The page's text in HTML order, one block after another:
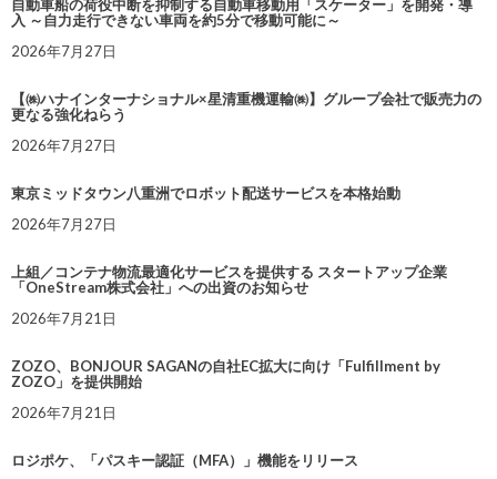
自動車船の荷役中断を抑制する自動車移動用「スケーター」を開発・導
入 ～自力走行できない車両を約5分で移動可能に～
2026年7月27日
【㈱ハナインターナショナル×星清重機運輸㈱】グループ会社で販売力の
更なる強化ねらう
2026年7月27日
東京ミッドタウン八重洲でロボット配送サービスを本格始動
2026年7月27日
上組／コンテナ物流最適化サービスを提供する スタートアップ企業
「OneStream株式会社」への出資のお知らせ
2026年7月21日
ZOZO、BONJOUR SAGANの自社EC拡大に向け「Fulfillment by
ZOZO」を提供開始
2026年7月21日
ロジポケ、「パスキー認証（MFA）」機能をリリース